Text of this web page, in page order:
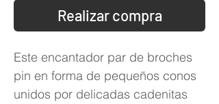
Realizar compra
Este encantador par de broches
pin en forma de pequeños conos
unidos por delicadas cadenitas